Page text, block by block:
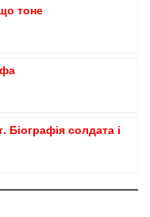
тоне
солдата і